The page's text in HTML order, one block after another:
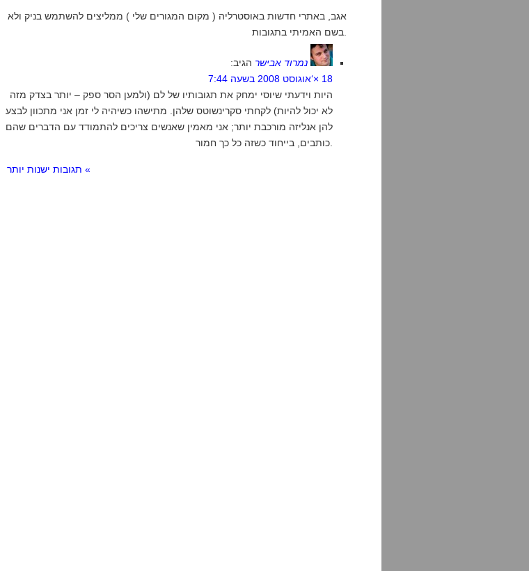
אגב, באתרי חדשות באוסטרליה ( מקום המגורים שלי ) ממליצים להשתמש בניק ולא
נמרוד אבישר הגיב:
18 ×‘אוגוסט 2008 בשעה 7:44
היות וידעתי שיוסי ימחק את תגובותיו של לם (ולמען הסר ספק – יותר בצדק מזה
לא יכול להיות) לקחתי סקרינשוטס שלהן. מתישהו כשיהיה לי זמן אני מתכוון לבצע
להן אנליזה מורכבת יותר; אני מאמין שאנשים צריכים להתמודד עם הדברים שהם
» תגובות ישנות יותר